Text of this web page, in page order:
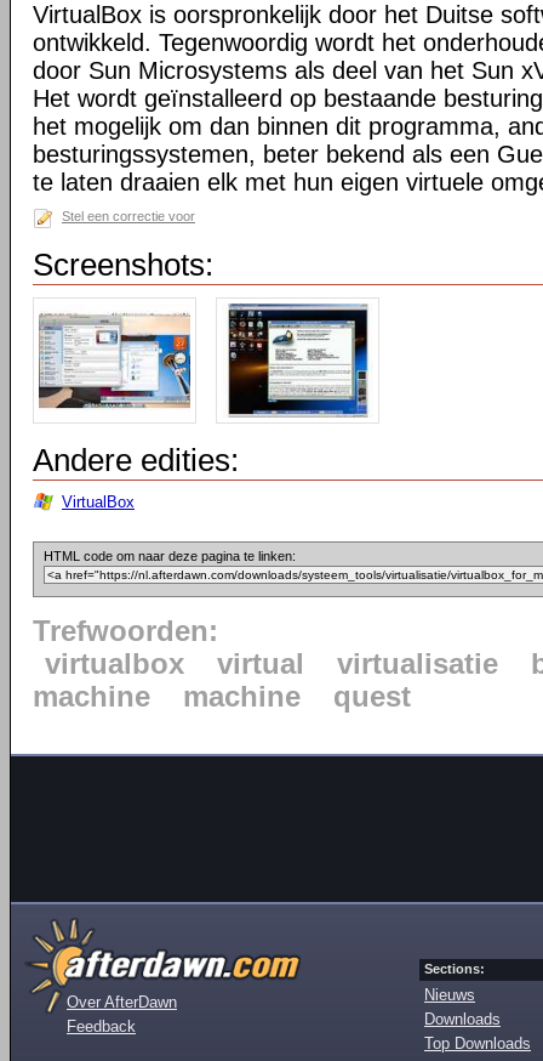
VirtualBox is oorspronkelijk door het Duitse
ontwikkeld. Tegenwoordig wordt het
door Sun Microsystems als deel van het Sun
Het wordt geïnstalleerd op bestaande
het mogelijk om dan binnen dit programma,
besturingssystemen, beter bekend als een
te laten draaien elk met hun eigen virtuele
Stel een correctie voor
Screenshots:
Andere edities:
VirtualBox
HTML code om naar deze pagina te linken:
Trefwoorden:
virtualbox
virtual virtualisatie
machine
machine quest
Over AfterDawn
Feedback
Sections:
Nieuws
Downloads
Top Downloads